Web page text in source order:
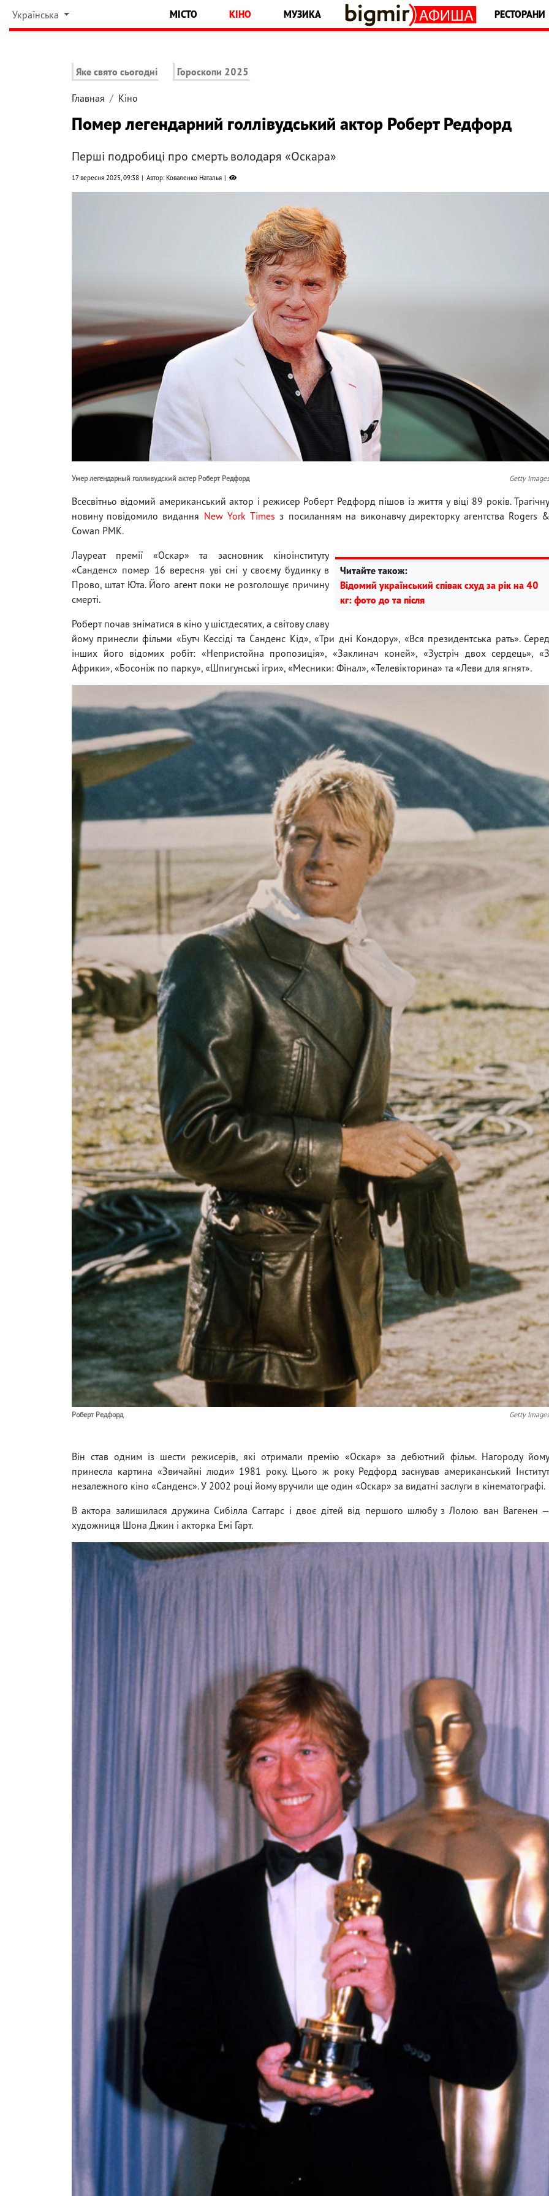
Українська МІСТО КІНО МУЗИКА РЕСТОРАНИ
Яке свято сьогодні Гороскопи 2025
Главная Кіно
Помер легендарний голлівудський актор Роберт Редфорд
Перші подробиці про смерть володаря «Оскара»
17 вересня 2025, 09:38 Автор: Коваленко Наталья
Умер легендарный голливудский актер Роберт Редфорд Getty Images
Всесвітньо відомий американський актор і режисер Роберт Редфорд пішов із життя у віці 89 років. Трагічну
новину повідомило видання New York Times з посиланням на виконавчу директорку агентства Rogers &
Cowan PMK.
Читайте також:
Відомий український співак схуд за рік на 40
кг: фото до та після
Лауреат премії «Оскар» та засновник кіноінституту
«Санденс» помер 16 вересня уві сні у своєму будинку в
Прово, штат Юта. Його агент поки не розголошує причину
смерті.
Роберт почав зніматися в кіно у шістдесятих, а світову славу
йому принесли фільми «Бутч Кессіді та Санденс Кід», «Три дні Кондору», «Вся президентська рать». Серед
інших його відомих робіт: «Непристойна пропозиція», «Заклинач коней», «Зустріч двох сердець», «З
Африки», «Босоніж по парку», «Шпигунські ігри», «Месники: Фінал», «Телевікторина» та «Леви для ягнят».
Роберт Редфорд Getty Images
Він став одним із шести режисерів, які отримали премію «Оскар» за дебютний фільм. Нагороду йому
принесла картина «Звичайні люди» 1981 року. Цього ж року Редфорд заснував американський Інститут
незалежного кіно «Санденс». У 2002 році йому вручили ще один «Оскар» за видатні заслуги в кінематографі.
В актора залишилася дружина Сибілла Саггарс і двоє дітей від першого шлюбу з Лолою ван Вагенен —
художниця Шона Джин і акторка Емі Гарт.